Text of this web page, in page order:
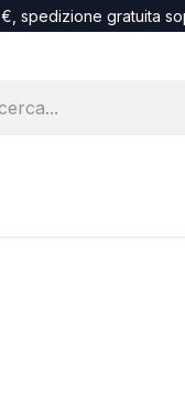
spedizione gratuita